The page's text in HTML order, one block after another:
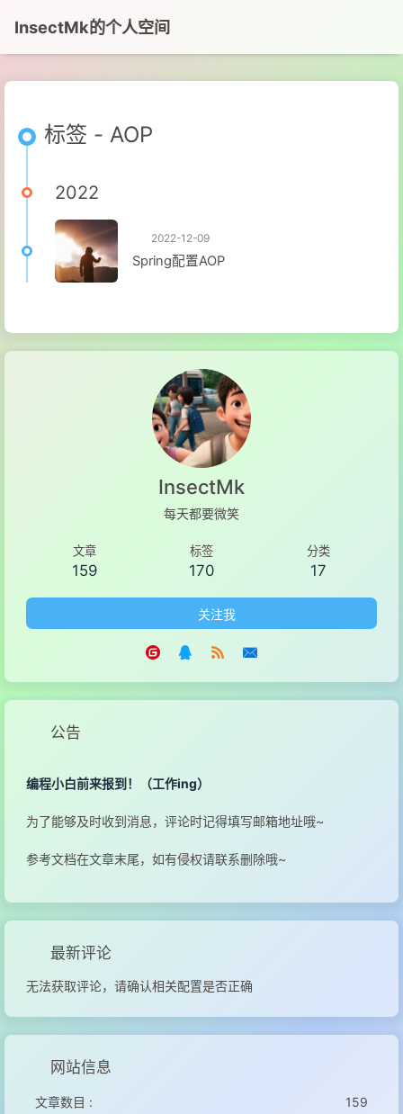
InsectMk的个人空间
标签 - AOP
2022
2022-12-09
Spring配置AOP
InsectMk
每天都要微笑
文章
159
标签
170
分类
17
关注我
公告
编程小白前来报到！（工作ing）
为了能够及时收到消息，评论时记得填写邮箱地址哦~
参考文档在文章末尾，如有侵权请联系删除哦~
最新评论
无法获取评论，请确认相关配置是否正确
网站信息
文章数目 :
159